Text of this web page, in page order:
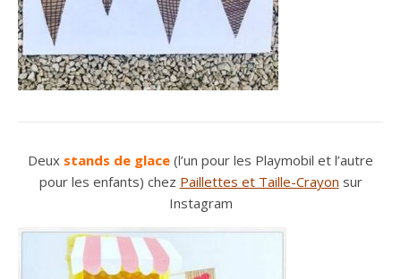
Deux stands de glace (l’un pour les Playmobil et l’autre
pour les enfants) chez Paillettes et Taille-Crayon sur
Instagram